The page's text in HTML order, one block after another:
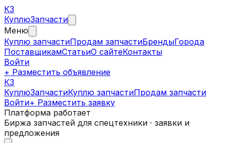
КЗ
КуплюЗапчасти
Меню
Куплю запчастиПродам запчастиБрендыГорода
ПоставщикамСтатьиО сайтеКонтакты
Войти
+ Разместить объявление
КЗ
КуплюЗапчастиКуплю запчастиПродам запчасти
Войти+ Разместить заявку
Платформа работает
Биржа запчастей для спецтехники · заявки и
предложения